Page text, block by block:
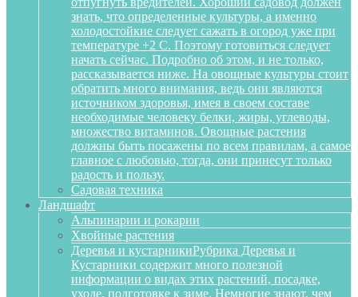
знать, что определенные культуры, а именно
холодостойкие следует сажать в огород уже при
температуре +2 С. Поэтому готовиться следует
начать сейчас. Подробно об этом, и не только,
рассказывается ниже. На овощные культуры стоит
обратить много внимания, ведь они являются
источником здоровья, имея в своем составе
необходимые человеку белки, жиры, углеводы,
множество витаминов. Овощные растения
должны быть посажены по всем правилам, а самое
главное с любовью, тогда, они принесут только
радость и пользу.
Садовая техника
Ландшафт
Альпинарии и рокарии
Хвойные растения
Деревья и кустарникиРубрика Деревья и
Кустарники содержит много полезной
информации о видах этих растений, посадке,
уходе, подготовке к зиме. Немногие знают, чем